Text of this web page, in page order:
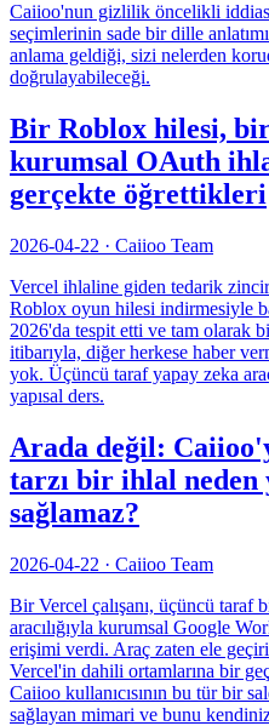
Caiioo'nun gizlilik öncelikli
seçimlerinin sade bir dille
anlama geldiği, sizi nelerden
doğrulayabileceği.
Bir Roblox hilesi,
kurumsal OAuth
gerçekte öğrettikleri
2026-04-22 · Caiioo Team
Vercel ihlaline giden tedarik
Roblox oyun hilesi indirmesiyle
2026'da tespit etti ve tam olarak
itibarıyla, diğer herkese haber
yok. Üçüncü taraf yapay zeka
yapısal ders.
Arada değil:
tarzı bir ihlal neden
sağlamaz?
2026-04-22 · Caiioo Team
Bir Vercel çalışanı, üçüncü taraf
aracılığıyla kurumsal Google
erişimi verdi. Araç zaten ele
Vercel'in dahili ortamlarına bir
Caiioo kullanıcısının bu tür bir
sağlayan mimari ve bunu